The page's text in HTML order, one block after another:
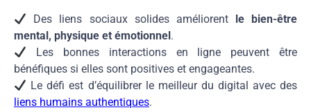
Des liens sociaux solides améliorent
le bien-être
mental, physique et émotionnel .
Les bonnes interactions en ligne peuvent être
bénéfiques si elles sont positives et engageantes.
Le défi est d’équilibrer le meilleur du digital avec des
liens humains authentiques.